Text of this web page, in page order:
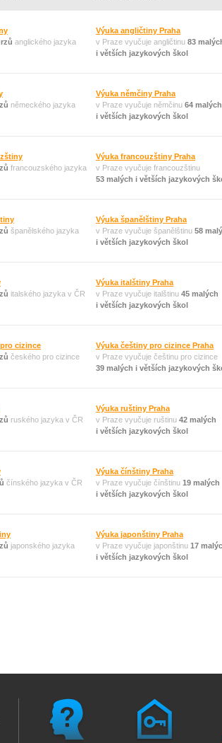
anglického jazyka
Výuka angličtiny Praha
v Praze vyučuje angličtinu 83
i větších jazykových škol
německého jazyka
Výuka němčiny Praha
v Praze vyučuje němčinu 64 malých
i větších jazykových škol
francouzského jazyka
Výuka francouzštiny Praha
v Praze vyučuje francouzštinu
53 malých i větších jazykových
španělského jazyka
Výuka španělštiny Praha
v Praze vyučuje španělštinu 58
i větších jazykových škol
italského jazyka v ČR
Výuka italštiny Praha
v Praze vyučuje italštinu 45 malých
i větších jazykových škol
cizince
českého pro cizince
Výuka češtiny pro cizince Praha
v Praze vyučuje češtinu pro cizince
39 malých i větších jazykových
ruského jazyka v ČR
Výuka ruštiny Praha
v Praze vyučuje ruštinu 42 malých
i větších jazykových škol
čínského jazyka v ČR
Výuka čínštiny Praha
v Praze vyučuje čínštinu 19 malých
i větších jazykových škol
japonského jazyka
Výuka japonštiny Praha
v Praze vyučuje japonštinu 17
i větších jazykových škol